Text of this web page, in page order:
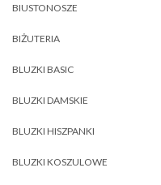
BIUSTONOSZE
BIŻUTERIA
BLUZKI BASIC
BLUZKI DAMSKIE
BLUZKI HISZPANKI
BLUZKI KOSZULOWE